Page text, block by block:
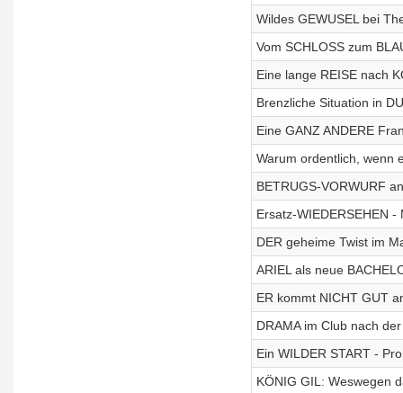
Wildes GEWUSEL bei
Vom SCHLOSS zum
Eine lange REISE nach
Brenzliche Situation in
Eine GANZ ANDERE
Warum ordentlich, wenn
BETRUGS-VORWURF
Ersatz-WIEDERSEHEN
DER geheime Twist im
ARIEL als neue
ER kommt NICHT GUT
DRAMA im Club nach
Ein WILDER START -
KÖNIG GIL: Weswegen